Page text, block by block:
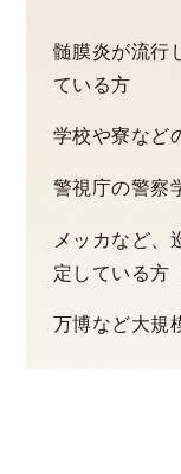
髄膜炎が流行
ている方
学校や寮など
警視庁の警察
メッカなど、
定している方
万博など大規